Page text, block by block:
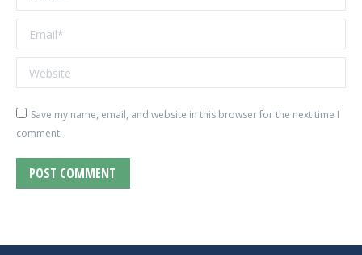
Email *
Website
Save my name, email, and website in this browser for the next time I
comment.
POST COMMENT